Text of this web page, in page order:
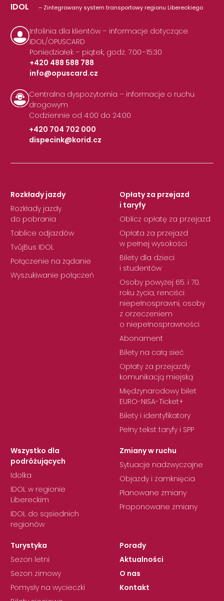
IDOL – Zintegrowany system transportowy regionu Libereckiego
Infolinia dla klientów – informacje dotyczące
IDOL/OPUSCARD
Poniedziałek – piątek, godz. 7:00–15:30
+420 488 588 788
|
info@opuscard.cz
Centralna dyspozytornia – informacje o ruchu
drogowym
Codziennie od 4:00 do 24:00
+420 704 702 000
|
dispecink@korid.cz
Rozkłady jazdy
Rozkłady jazdy
do pobrania
Tablice odjazdów
TvůjBus IDOL
Połączenie na żądanie
Wyszukiwanie połączeń
Opłaty za przejazd
i taryfy
Oblicz opłatę za przejazd
Opłata za przejazd
w pełnej wysokości
Bilety dla dzieci
i studentów
Osoby powyżej 65. i 70.
roku życia, renciści
niepełnosprawni, osoby
z orzeczeniem
o niepełnosprawności
Abonament
Bilety na całą sieć
Opłaty za przejazdy
komunikacją miejską
Międzynarodowy bilet
EURO-NISA-Ticket+
Bilety i identyfikatory
Pełny tekst taryfy i SPP
Wszystko dla
podróżujących
Idolka
IDOL w regionie
Libereckim
IDOL do sąsiednich
regionów
Zmiany w ruchu
Sytuacje nadzwyczajne
Objazdy i zamknięcia
Planowane zmiany
Proponowane zmiany
Turystyka
Sezon letni
Sezon zimowy
Pomysły na wycieczki
Porady
Aktualności
O nas
Kontakt